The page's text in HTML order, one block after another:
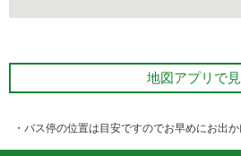
地図アプリで
・バス停の位置は目安ですのでお早めにお出か